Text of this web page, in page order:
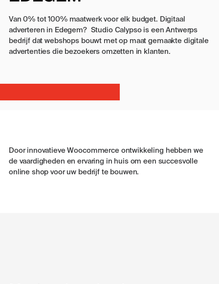
Van 0% tot 100% maatwerk voor elk budget. Digitaal
adverteren in Edegem? Studio Calypso is een Antwerps
bedrijf dat webshops bouwt met op maat gemaakte digitale
advertenties die bezoekers omzetten in klanten.
Door innovatieve Woocommerce ontwikkeling hebben we
de vaardigheden en ervaring in huis om een ​​succesvolle
online shop voor uw bedrijf te bouwen.